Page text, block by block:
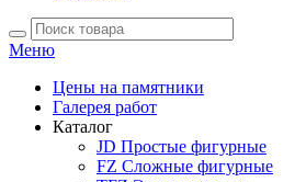
Меню
Цены на памятники
Галерея работ
Каталог
JD Простые фигурные
FZ Сложные фигурные